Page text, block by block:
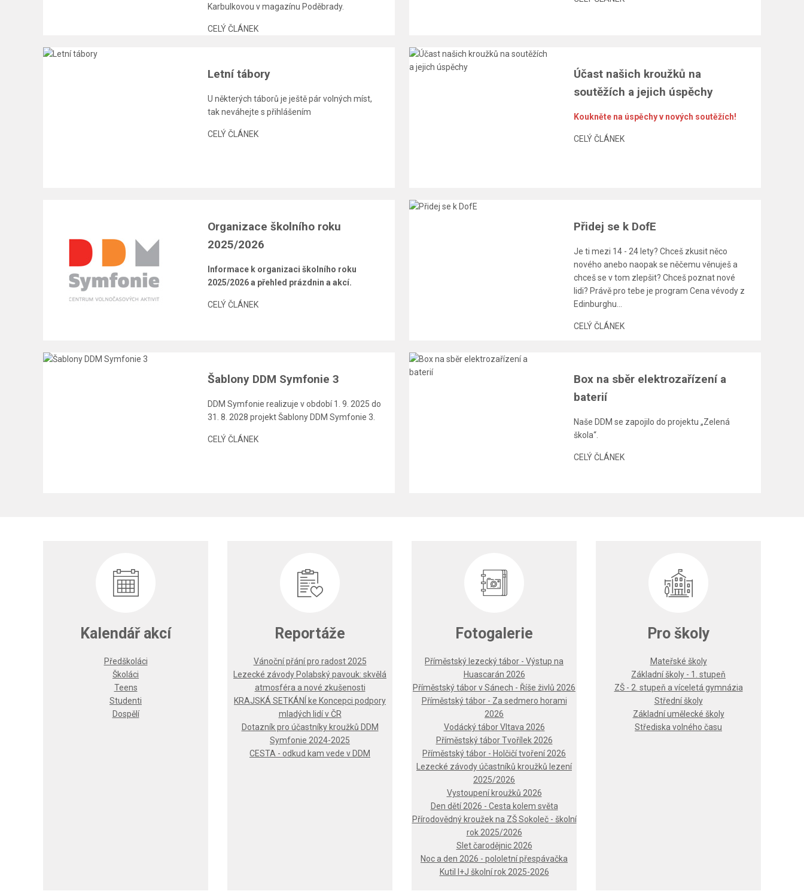
Karbulkovou v magazínu Poděbrady.
CELÝ ČLÁNEK
Letní tábory
U některých táborů je ještě pár volných míst,
tak neváhejte s přihlášením
CELÝ ČLÁNEK
Účast našich kroužků na
soutěžích a jejich úspěchy
Koukněte na úspěchy v nových soutěžích!
CELÝ ČLÁNEK
Organizace školního roku
2025/2026
Informace k organizaci školního roku
2025/2026 a přehled prázdnin a akcí.
CELÝ ČLÁNEK
Přidej se k DofE
Je ti mezi 14 - 24 lety? Chceš zkusit něco
nového anebo naopak se něčemu věnuješ a
chceš se v tom zlepšit? Chceš poznat nové
lidi? Právě pro tebe je program Cena vévody z
Edinburghu...
CELÝ ČLÁNEK
Šablony DDM Symfonie 3
DDM Symfonie realizuje v období 1. 9. 2025 do
31. 8. 2028 projekt Šablony DDM Symfonie 3.
CELÝ ČLÁNEK
Box na sběr elektrozařízení a
baterií
Naše DDM se zapojilo do projektu „Zelená
škola“.
CELÝ ČLÁNEK
Kalendář akcí
Předškoláci
Školáci
Teens
Studenti
Dospělí
Reportáže
Vánoční přání pro radost 2025
Lezecké závody Polabský pavouk: skvělá
atmosféra a nové zkušenosti
KRAJSKÁ SETKÁNÍ ke Koncepci podpory
mladých lidí v ČR
Dotazník pro účastníky kroužků DDM
Symfonie 2024-2025
CESTA - odkud kam vede v DDM
Fotogalerie
Příměstský lezecký tábor - Výstup na
Huascarán 2026
Příměstský tábor v Sánech - Říše živlů 2026
Příměstský tábor - Za sedmero horami
2026
Vodácký tábor Vltava 2026
Příměstský tábor Tvořílek 2026
Příměstský tábor - Holčičí tvoření 2026
Lezecké závody účastníků kroužků lezení
2025/2026
Vystoupení kroužků 2026
Den dětí 2026 - Cesta kolem světa
Přírodovědný kroužek na ZŠ Sokoleč - školní
rok 2025/2026
Slet čarodějnic 2026
Noc a den 2026 - pololetní přespávačka
Kutil I+J školní rok 2025-2026
Pro školy
Mateřské školy
Základní školy - 1. stupeň
ZŠ - 2. stupeň a víceletá gymnázia
Střední školy
Základní umělecké školy
Střediska volného času